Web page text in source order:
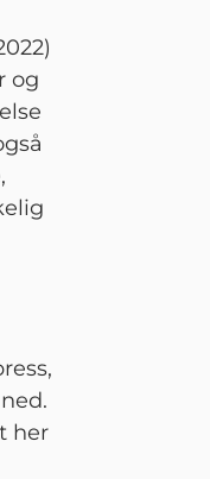
og
her